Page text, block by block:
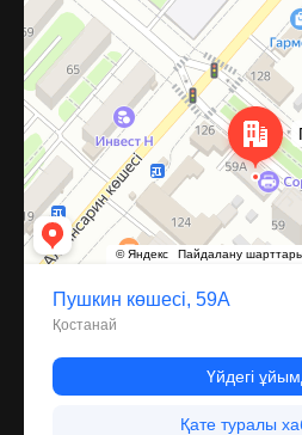
Улица Пушкина, 59А — Яндекс Карты